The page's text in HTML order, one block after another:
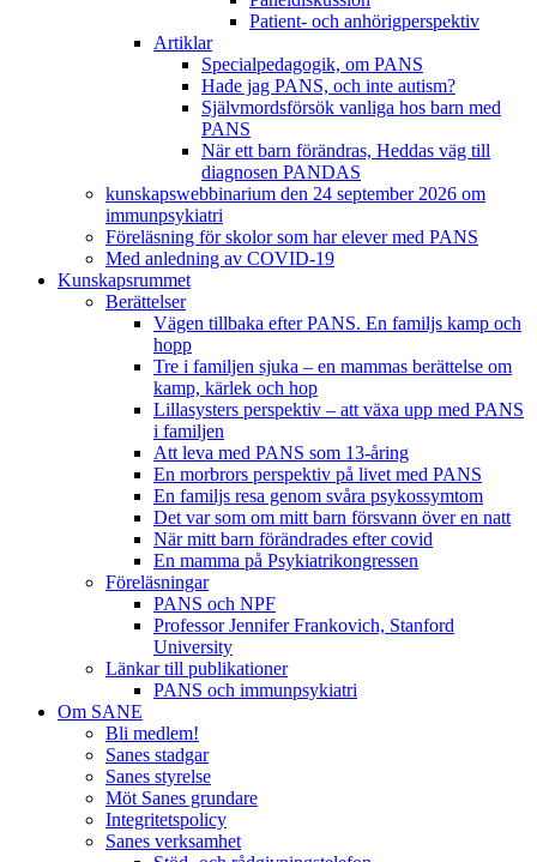
Patient- och anhörigperspektiv
Artiklar
Specialpedagogik, om PANS
Hade jag PANS, och inte autism?
Självmordsförsök vanliga hos barn med
PANS
När ett barn förändras, Heddas väg till
diagnosen PANDAS
kunskapswebbinarium den 24 september 2026 om
immunpsykiatri
Föreläsning för skolor som har elever med PANS
Med anledning av COVID-19
Kunskapsrummet
Berättelser
Vägen tillbaka efter PANS. En familjs kamp och
hopp
Tre i familjen sjuka – en mammas berättelse om
kamp, kärlek och hop
Lillasysters perspektiv – att växa upp med PANS
i familjen
Att leva med PANS som 13-åring
En morbrors perspektiv på livet med PANS
En familjs resa genom svåra psykossymtom
Det var som om mitt barn försvann över en natt
När mitt barn förändrades efter covid
En mamma på Psykiatrikongressen
Föreläsningar
PANS och NPF
Professor Jennifer Frankovich, Stanford
University
Länkar till publikationer
PANS och immunpsykiatri
Om SANE
Bli medlem!
Sanes stadgar
Sanes styrelse
Möt Sanes grundare
Integritetspolicy
Sanes verksamhet